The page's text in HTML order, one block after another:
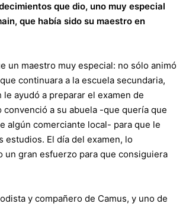
que dio, uno muy especial
que había sido su maestro en
un maestro muy especial: no sólo animó
continuara a la escuela secundaria,
le ayudó a preparar el examen de
convenció a su abuela -que quería que
algún comerciante local- para que le
estudios. El día del examen, lo
un gran esfuerzo para que consiguiera
y compañero de Camus, y uno de